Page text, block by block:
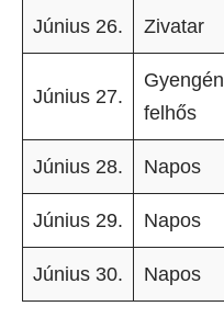
Június 26. Zivatar
Június 27.
Gyengén
felhős
Június 28. Napos
Június 29. Napos
Június 30. Napos